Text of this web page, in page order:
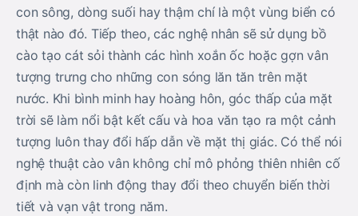
con sông, dòng suối hay thậm chí là một vùng biển có
thật nào đó. Tiếp theo, các nghệ nhân sẽ sử dụng bồ
cào tạo cát sỏi thành các hình xoắn ốc hoặc gợn vân
tượng trưng cho những con sóng lăn tăn trên mặt
nước. Khi bình minh hay hoàng hôn, góc thấp của mặt
trời sẽ làm nổi bật kết cấu và hoa văn tạo ra một cảnh
tượng luôn thay đổi hấp dẫn về mặt thị giác. Có thể nói
nghệ thuật cào vân không chỉ mô phỏng thiên nhiên cố
định mà còn linh động thay đổi theo chuyển biến thời
tiết và vạn vật trong năm.